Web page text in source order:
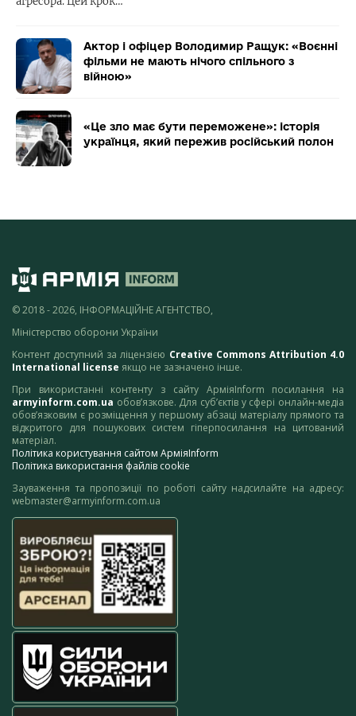
Актор і офіцер Володимир Ращук: «Воєнні
фільми не мають нічого спільного з
війною»
«Це зло має бути переможене»: історія
українця, який пережив російський полон
© 2018 - 2026, ІНФОРМАЦІЙНЕ АГЕНТСТВО,
Міністерство оборони України
Контент доступний за ліцензією Creative Commons Attribution 4.0
International license якщо не зазначено інше.
При використанні контенту з сайту АрміяInform посилання на
armyinform.com.ua обов’язкове. Для суб’єктів у сфері онлайн-медіа
обов’язковим є розміщення у першому абзаці матеріалу прямого та
відкритого для пошукових систем гіперпосилання на цитований
матеріал.
Політика користування сайтом АрміяInform
Політика використання файлів cookie
Зауваження та пропозиції по роботі сайту надсилайте на адресу:
webmaster@armyinform.com.ua